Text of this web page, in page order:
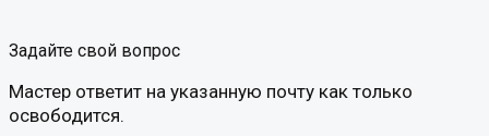
Задайте свой вопрос
Мастер ответит на указанную почту как только
освободится.